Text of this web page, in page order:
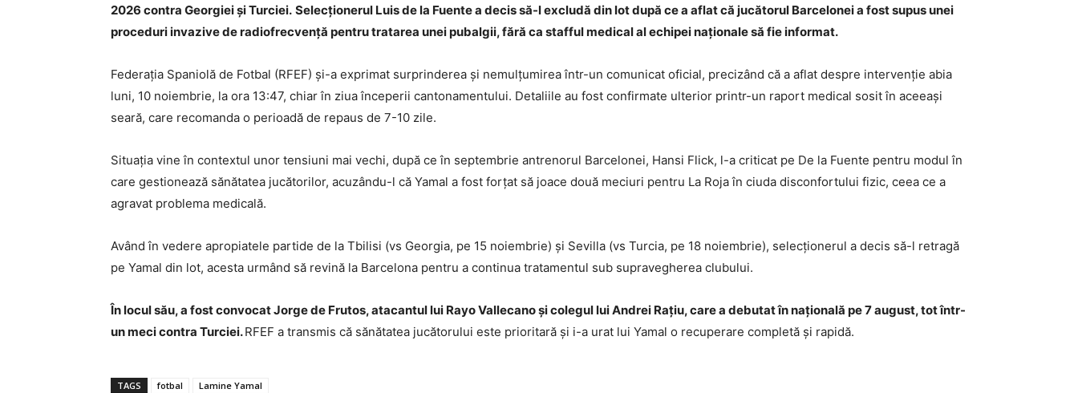
2026 contra Georgiei și Turciei. Selecționerul Luis de la Fuente a decis să-l excludă din lot după ce a aflat că jucătorul Barcelonei a fost supus unei
proceduri invazive de radiofrecvență pentru tratarea unei pubalgii, fără ca stafful medical al echipei naționale să fie informat.
Federația Spaniolă de Fotbal (RFEF) și-a exprimat surprinderea și nemulțumirea într-un comunicat oficial, precizând că a aflat despre intervenție abia
luni, 10 noiembrie, la ora 13:47, chiar în ziua începerii cantonamentului. Detaliile au fost confirmate ulterior printr-un raport medical sosit în aceeași
seară, care recomanda o perioadă de repaus de 7-10 zile.
Situația vine în contextul unor tensiuni mai vechi, după ce în septembrie antrenorul Barcelonei, Hansi Flick, l-a criticat pe De la Fuente pentru modul în
care gestionează sănătatea jucătorilor, acuzându-l că Yamal a fost forțat să joace două meciuri pentru La Roja în ciuda disconfortului fizic, ceea ce a
agravat problema medicală.
Având în vedere apropiatele partide de la Tbilisi (vs Georgia, pe 15 noiembrie) și Sevilla (vs Turcia, pe 18 noiembrie), selecționerul a decis să-l retragă
pe Yamal din lot, acesta urmând să revină la Barcelona pentru a continua tratamentul sub supravegherea clubului.
În locul său, a fost convocat Jorge de Frutos, atacantul lui Rayo Vallecano și colegul lui Andrei Rațiu, care a debutat în națională pe 7 august, tot într-
un meci contra Turciei.RFEF a transmis că sănătatea jucătorului este prioritară și i-a urat lui Yamal o recuperare completă și rapidă.
TAGS fotbal Lamine Yamal